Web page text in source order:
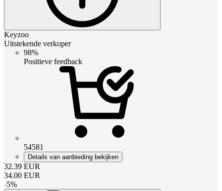
Keyzoo
Uitstekende verkoper
98%
Positieve feedback
54581
Details van aanbieding bekijken
32.39 EUR
34.00 EUR
-5%